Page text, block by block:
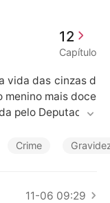
12
Capítulo
vida das cinzas d
menino mais doce
pelo Deputado F
Inácio - meu filho,
Crime
11-06 09:29